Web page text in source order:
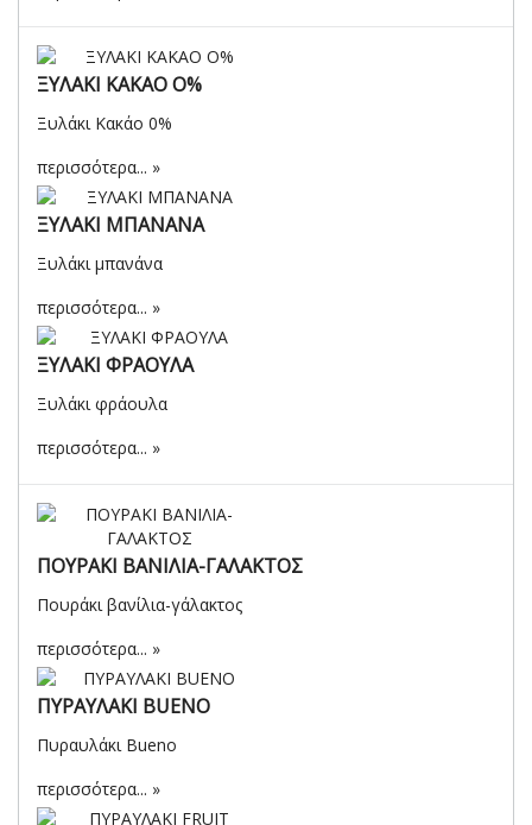
ΞΥΛΑΚΙ ΚΑΚΑΟ Ο%
Ξυλάκι Kακάο 0%
περισσότερα...
ΞΥΛΑΚΙ ΜΠΑΝΑΝΑ
Ξυλάκι μπανάνα
περισσότερα...
ΞΥΛΑΚΙ ΦΡΑΟΥΛΑ
Ξυλάκι φράουλα
περισσότερα...
ΠΟΥΡΑΚΙ ΒΑΝΙΛΙΑ-ΓΑΛΑΚΤΟΣ
Πουράκι βανίλια-γάλακτος
περισσότερα...
ΠΥΡΑΥΛΑΚΙ BUENO
Πυραυλάκι Bueno
περισσότερα...